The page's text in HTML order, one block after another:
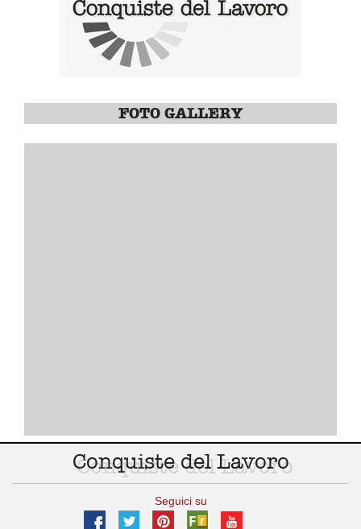
FOTO GALLERY
Conquiste del Lavoro
Seguici su